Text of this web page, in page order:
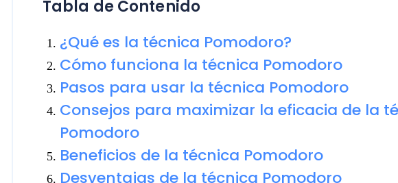
Consejos para maximizar la eficacia de la técnica
Pomodoro
Beneficios de la técnica Pomodoro
Desventajas de la técnica Pomodoro
¡Domina tu tiempo!
Preguntas frecuentes sobre la técnica Pomodoro